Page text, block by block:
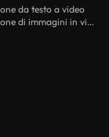
da testo a video
Flussi di lavoro di intelligenza artificiale per la conversione di immagini in video